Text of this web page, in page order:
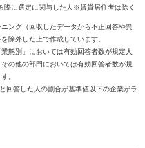
際に選定に関与した人※賃貸居住者は除く
ング（回収したデータから不正回答や異
除外した上で作成しています。
態別」においては有効回答者数が規定人
の他の部門においては有効回答者数が規
。
回答した人の割合が基準値以下の企業がラ